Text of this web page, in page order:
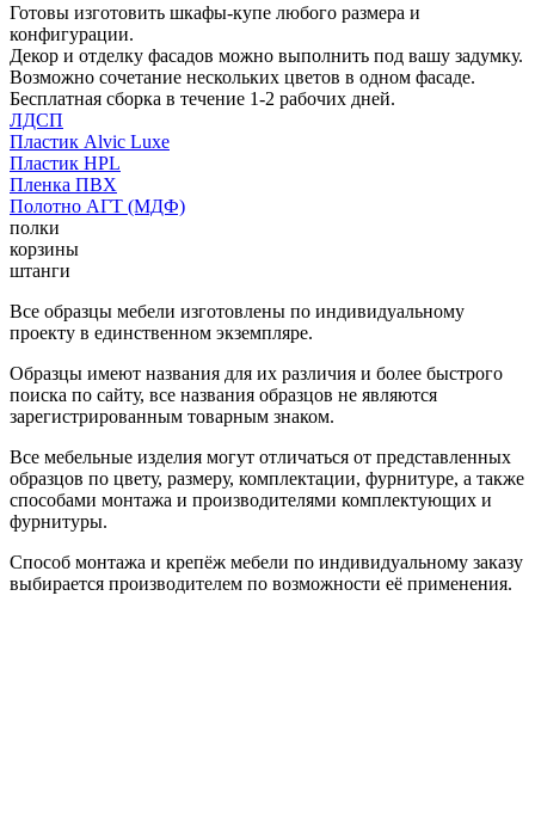
Готовы изготовить шкафы-купе любого размера и
конфигурации.
Декор и отделку фасадов можно выполнить под вашу задумку.
Возможно сочетание нескольких цветов в одном фасаде.
Бесплатная сборка в течение 1-2 рабочих дней.
ЛДСП
Пластик Alvic Luxe
Пластик HPL
Пленка ПВХ
Полотно АГТ (МДФ)
полки
корзины
штанги
Все образцы мебели изготовлены по индивидуальному
проекту в единственном экземпляре.
Образцы имеют названия для их различия и более быстрого
поиска по сайту, все названия образцов не являются
зарегистрированным товарным знаком.
Все мебельные изделия могут отличаться от представленных
образцов по цвету, размеру, комплектации, фурнитуре, а также
способами монтажа и производителями комплектующих и
фурнитуры.
Способ монтажа и крепёж мебели по индивидуальному заказу
выбирается производителем по возможности её применения.